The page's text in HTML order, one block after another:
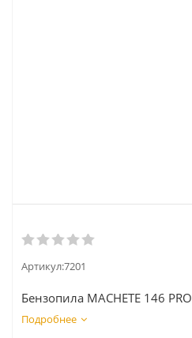
Артикул:7201
Бензопила MACHETE 146 PRO
Подробнее